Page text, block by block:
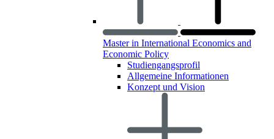
Master in International Economics and
Economic Policy
Studiengangsprofil
Allgemeine Informationen
Konzept und Vision